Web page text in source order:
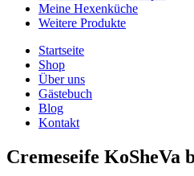
Meine Hexenküche
Weitere Produkte
Startseite
Shop
Über uns
Gästebuch
Blog
Kontakt
Cremeseife KoSheVa